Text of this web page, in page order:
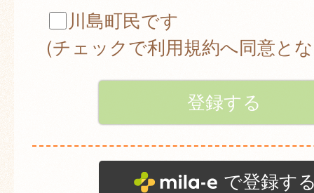
川島町民です
(チェックで利用規約へ同意と
で登録す